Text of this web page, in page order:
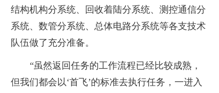
结构机构分系统、回收着陆分系统、测控通信分
系统、数管分系统、总体电路分系统等各支技术
队伍做了充分准备。
“虽然返回任务的工作流程已经比较成熟，
但我们都会以‘首飞’的标准去执行任务，一进入